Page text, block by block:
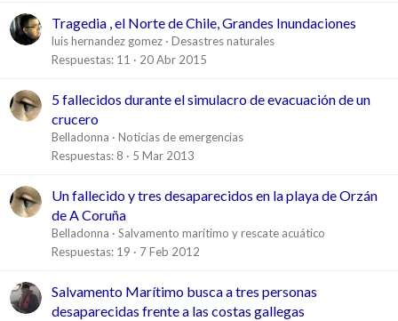
Tragedia , el Norte de Chile, Grandes Inundaciones
luis hernandez gomez
Desastres naturales
Respuestas 11 20 Abr 2015
5 fallecidos durante el simulacro de evacuación de un
crucero
Belladonna
Noticias de emergencias
Respuestas 8 5 Mar 2013
Un fallecido y tres desaparecidos en la playa de Orzán
de A Coruña
Belladonna
Salvamento marítimo y rescate acuático
Respuestas 19 7 Feb 2012
Salvamento Marítimo busca a tres personas
desaparecidas frente a las costas gallegas